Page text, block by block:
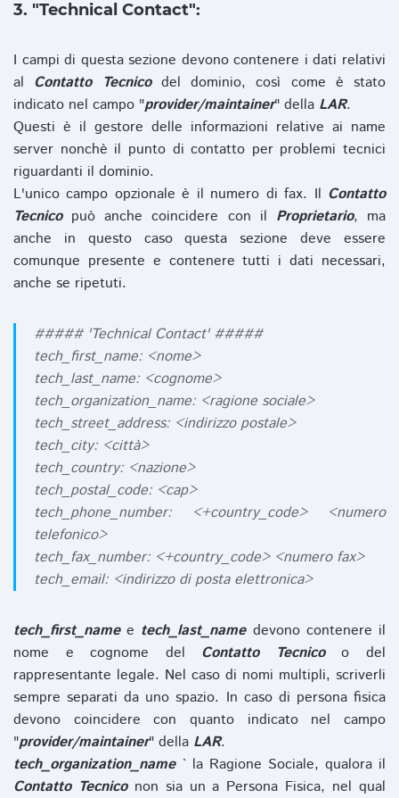
3. "Technical Contact":
I campi di questa sezione devono contenere i dati relativi
al Contatto Tecnicodel dominio, così come è stato
indicato nel campo "provider/maintainer" della LAR.
Questi è il gestore delle informazioni relative ai name
server nonchè il punto di contatto per problemi tecnici
riguardanti il dominio.
L'unico campo opzionale è il numero di fax. Il Contatto
Tecnicopuò anche coincidere con il Proprietario, ma
anche in questo caso questa sezione deve essere
comunque presente e contenere tutti i dati necessari,
anche se ripetuti.
##### 'Technical Contact' #####
tech_first_name: <nome>
tech_last_name: <cognome>
tech_organization_name: <ragione sociale>
tech_street_address: <indirizzo postale>
tech_city: <città>
tech_country: <nazione>
tech_postal_code: <cap>
tech_phone_number: <+country_code> <numero
telefonico>
tech_fax_number: <+country_code> <numero fax>
tech_email: <indirizzo di posta elettronica>
tech_first_namee tech_last_namedevono contenere il
nome e cognome del Contatto Tecnicoo del
rappresentante legale. Nel caso di nomi multipli, scriverli
sempre separati da uno spazio. In caso di persona fisica
devono coincidere con quanto indicato nel campo
"provider/maintainer" della LAR.
tech_organization_name` la Ragione Sociale, qualora il
Contatto Tecniconon sia un a Persona Fisica, nel qual